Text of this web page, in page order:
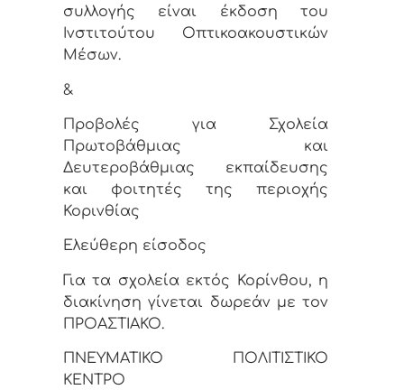
συλλογής είναι έκδοση του
Ινστιτούτου Οπτικοακουστικών
Μέσων.
&
Προβολές για Σχολεία
Πρωτοβάθμιας και
Δευτεροβάθμιας εκπαίδευσης
και φοιτητές της περιοχής
Κορινθίας
Ελεύθερη είσοδος
Για τα σχολεία εκτός Κορίνθου, η
διακίνηση γίνεται δωρεάν με τον
ΠΡΟΑΣΤΙΑΚΟ.
ΠΝΕΥΜΑΤΙΚΟ ΠΟΛΙΤΙΣΤΙΚΟ
ΚΕΝΤΡΟ